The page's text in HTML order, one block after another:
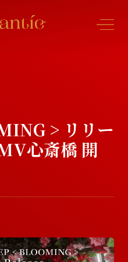
s
s
fle
fle
dule
dule
raphy
> リリー
心斎橋 開